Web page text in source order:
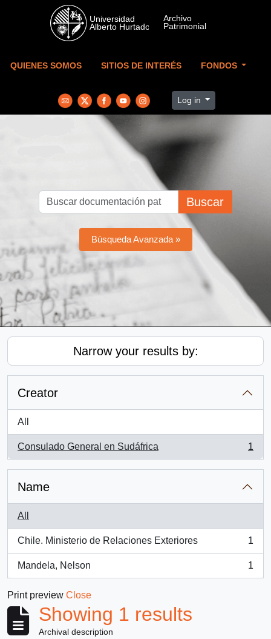
Skip to main content
QUIENES SOMOS SITIOS DE INTERÉS FONDOS
Log in
Buscar
Búsqueda Avanzada »
Narrow your results by:
Creator
All
Consulado General en Sudáfrica
, 1 results
1
Name
All
Chile. Ministerio de Relaciones Exteriores
, 1 results
1
Mandela, Nelson
, 1 results
1
Print preview Close
Showing 1 results
Archival description